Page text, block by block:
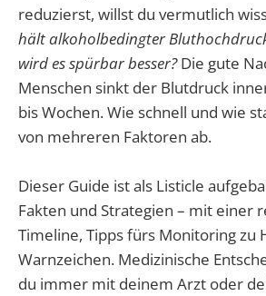
reduzierst, willst du vermutlich
hält alkoholbedingter
wird es spürbar besser?Die gute
Menschen sinkt der Blutdruck
bis Wochen. Wie schnell und wie
von mehreren Faktoren ab.
Dieser Guide ist als Listicle
Fakten und Strategien – mit einer
Timeline, Tipps fürs Monitoring zu
Warnzeichen. Medizinische
du immer mit deinem Arzt oder